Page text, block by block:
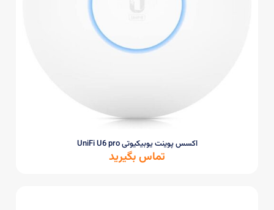
اکسس پوینت یوبیکیوتی UniFi U6 pro
تماس بگیرید